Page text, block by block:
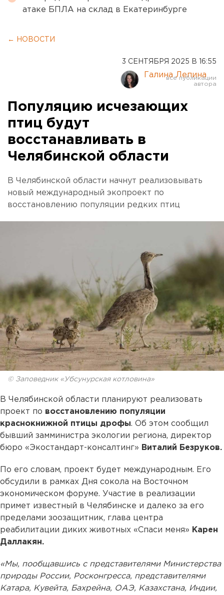
атаке БПЛА на склад в Екатеринбурге
← НОВОСТИ
3 СЕНТЯБРЯ 2025 В 16:55
Галина Лепина
Популяцию исчезающих
птиц будут
восстанавливать в
Челябинской области
В Челябинской области начнут реализовывать
новый международный экопроект по
восстановлению популяции редких птиц
© Заповедник «Убсунурская котловина»
В Челябинской области планируют реализовать
проект по восстановлению популяции
краснокнижной птицы дрофы. Об этом сообщил
бывший замминистра экологии региона, директор
бюро «Экостандарт-консалтинг» Виталий Безруков.
По его словам, проект будет международным. Его
обсудили в рамках Дня сокола на Восточном
экономическом форуме. Участие в реализации
примет известный в Челябинске и далеко за его
пределами зоозащитник, глава центра
реабилитации диких животных «Спаси меня» Карен
Даллакян.
«Мы, пообщавшись с представителями Министерства
природы России, Росконгресса, представителями
Катара, Кувейта, Бахрейна, ОАЭ, Казахстана, Индии,